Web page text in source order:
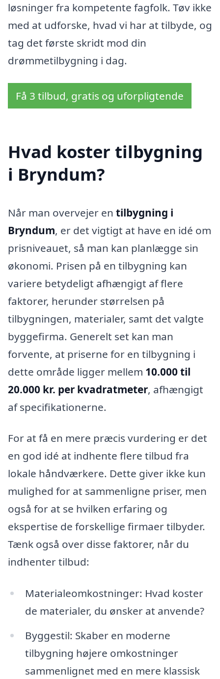
løsninger fra kompetente fagfolk. Tøv ikke
med at udforske, hvad vi har at tilbyde, og
tag det første skridt mod din
drømmetilbygning i dag.
Få 3 tilbud, gratis og uforpligtende
Hvad koster tilbygning
i Bryndum?
Når man overvejer en tilbygning i
Bryndum, er det vigtigt at have en idé om
prisniveauet, så man kan planlægge sin
økonomi. Prisen på en tilbygning kan
variere betydeligt afhængigt af flere
faktorer, herunder størrelsen på
tilbygningen, materialer, samt det valgte
byggefirma. Generelt set kan man
forvente, at priserne for en tilbygning i
dette område ligger mellem 10.000 til
20.000 kr. per kvadratmeter, afhængigt
af specifikationerne.
For at få en mere præcis vurdering er det
en god idé at indhente flere tilbud fra
lokale håndværkere. Dette giver ikke kun
mulighed for at sammenligne priser, men
også for at se hvilken erfaring og
ekspertise de forskellige firmaer tilbyder.
Tænk også over disse faktorer, når du
indhenter tilbud:
Materialeomkostninger: Hvad koster
de materialer, du ønsker at anvende?
Byggestil: Skaber en moderne
tilbygning højere omkostninger
sammenlignet med en mere klassisk